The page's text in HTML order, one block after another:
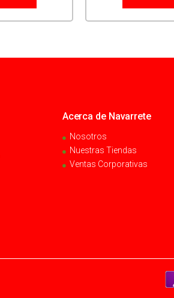
Acerca de Navarrete
Nosotros
Nuestras Tiendas
Ventas Corporativas